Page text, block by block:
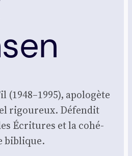
(1948–1995), apo­lo­gète
rigou­reux. Défen­dit
Écri­tures et la cohé­
biblique.